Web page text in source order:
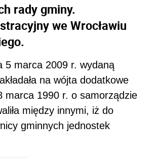
rady gminy.
we Wrocławiu
5 marca 2009 r. wydaną
na wójta dodatkowe
marca 1990 r. o samorządzie
między innymi, iż do
gminnych jednostek